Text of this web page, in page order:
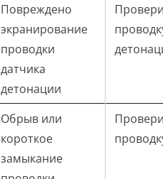
Повреждено
экранирование
проводки
датчика
детонации
Обрыв или
короткое
замыкание